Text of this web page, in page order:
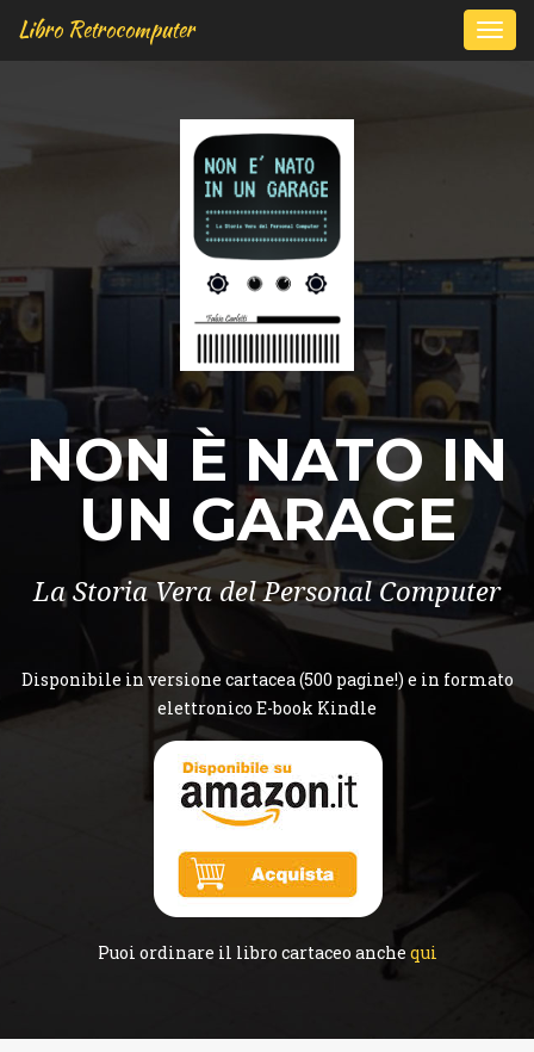
Libro Retrocomputer
NON È NATO IN
UN GARAGE
La Storia Vera del Personal Computer
Disponibile in versione cartacea (500 pagine!) e in formato
elettronico E-book Kindle
Puoi ordinare il libro cartaceo anche qui